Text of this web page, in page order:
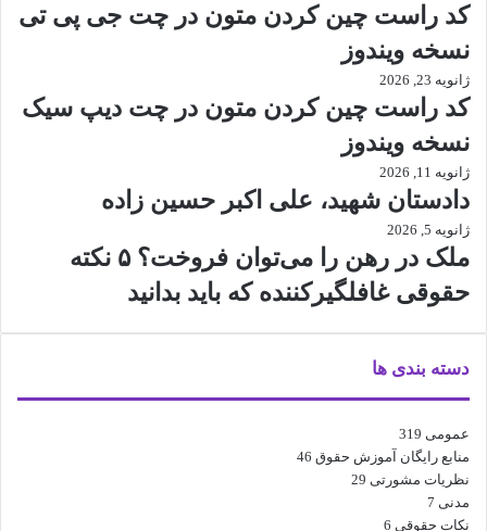
کد راست چین کردن متون در چت جی پی تی
نسخه ویندوز
ژانویه 23, 2026
کد راست چین کردن متون در چت دیپ سیک
نسخه ویندوز
ژانویه 11, 2026
دادستان شهید، علی اکبر حسین زاده
ژانویه 5, 2026
ملک در رهن را می‌توان فروخت؟ ۵ نکته
حقوقی غافلگیرکننده که باید بدانید
دسته بندی ها
عمومی 319
منابع رایگان آموزش حقوق 46
نظریات مشورتی 29
مدنی 7
نکات حقوقی 6